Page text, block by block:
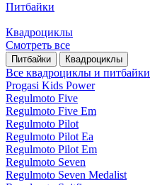
Питбайки
Квадроциклы
Смотреть все
Питбайки Квадроциклы
Все квадроциклы и питбайки
Progasi Kids Power
Regulmoto Five
Regulmoto Five Em
Regulmoto Pilot
Regulmoto Pilot Ea
Regulmoto Pilot Em
Regulmoto Seven
Regulmoto Seven Medalist